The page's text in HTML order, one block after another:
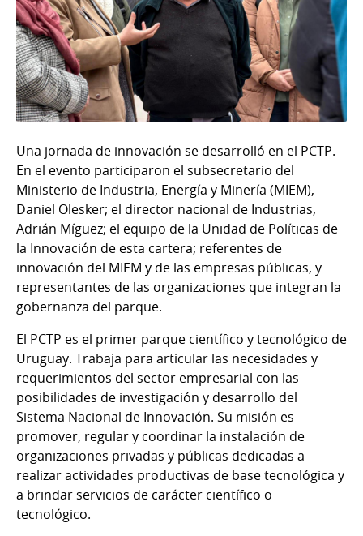
Una jornada de innovación se desarrolló en el PCTP.
En el evento participaron el subsecretario del
Ministerio de Industria, Energía y Minería (MIEM),
Daniel Olesker; el director nacional de Industrias,
Adrián Míguez; el equipo de la Unidad de Políticas de
la Innovación de esta cartera; referentes de
innovación del MIEM y de las empresas públicas, y
representantes de las organizaciones que integran la
gobernanza del parque.
El PCTP es el primer parque científico y tecnológico de
Uruguay. Trabaja para articular las necesidades y
requerimientos del sector empresarial con las
posibilidades de investigación y desarrollo del
Sistema Nacional de Innovación. Su misión es
promover, regular y coordinar la instalación de
organizaciones privadas y públicas dedicadas a
realizar actividades productivas de base tecnológica y
a brindar servicios de carácter científico o
tecnológico.